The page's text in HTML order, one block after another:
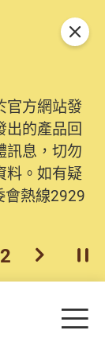
官方網站發
出的產品回
訊息，切勿
料。如有疑
會熱線2929
的投訴處理
年11月
料（包括姓
交投訴、查
於帳戶中，
2 下一個開
關閉
目